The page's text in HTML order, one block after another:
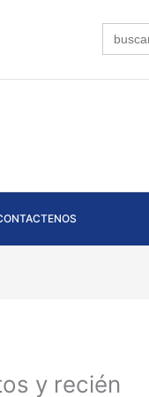
Buscar:
y recién